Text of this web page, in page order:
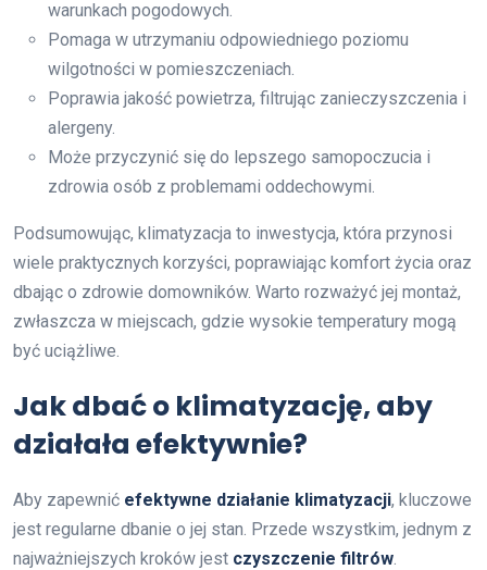
warunkach pogodowych.
Pomaga w utrzymaniu odpowiedniego poziomu
wilgotności w pomieszczeniach.
Poprawia jakość powietrza, filtrując zanieczyszczenia i
alergeny.
Może przyczynić się do lepszego samopoczucia i
zdrowia osób z problemami oddechowymi.
Podsumowując, klimatyzacja to inwestycja, która przynosi
wiele praktycznych korzyści, poprawiając komfort życia oraz
dbając o zdrowie domowników. Warto rozważyć jej montaż,
zwłaszcza w miejscach, gdzie wysokie temperatury mogą
być uciążliwe.
Jak dbać o klimatyzację, aby
działała efektywnie?
Aby zapewnić efektywne działanie klimatyzacji, kluczowe
jest regularne dbanie o jej stan. Przede wszystkim, jednym z
najważniejszych kroków jest czyszczenie filtrów.